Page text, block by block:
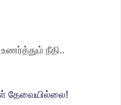
நீதி..
தேவையில்லை!